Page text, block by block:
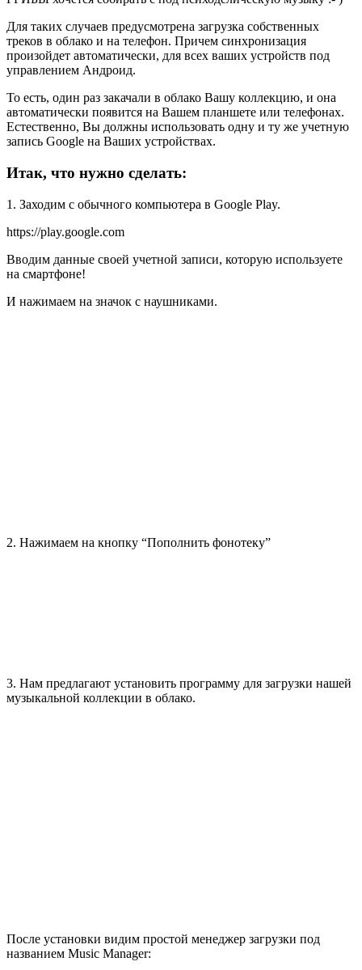
Для таких случаев предусмотрена загрузка собственных
треков в облако и на телефон. Причем синхронизация
произойдет автоматически, для всех ваших устройств под
управлением Андроид.
То есть, один раз закачали в облако Вашу коллекцию, и она
автоматически появится на Вашем планшете или телефонах.
Естественно, Вы должны использовать одну и ту же учетную
запись Google на Ваших устройствах.
Итак, что нужно сделать:
1. Заходим с обычного компьютера в Google Play.
https://play.google.com
Вводим данные своей учетной записи, которую используете
на смартфоне!
И нажимаем на значок с наушниками.
2. Нажимаем на кнопку “Пополнить фонотеку”
3. Нам предлагают установить программу для загрузки нашей
музыкальной коллекции в облако.
После установки видим простой менеджер загрузки под
названием Music Manager: